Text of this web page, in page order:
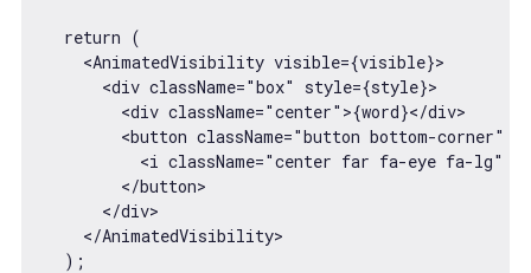
  return (
    <AnimatedVisibility visible={visible}>
      <div className="box" style={style}>
        <div className="center">{word}</div>
<button className="button bottom-corner"
          <i className="center far fa-eye fa-lg" />
        </button>
      </div>
    </AnimatedVisibility>
  );